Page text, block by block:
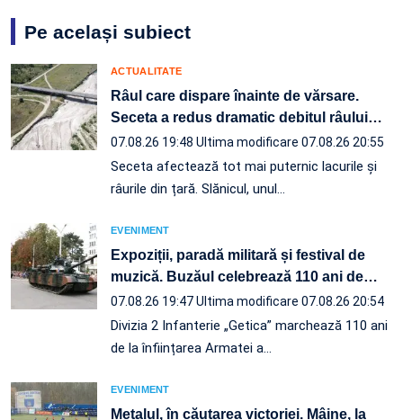
Pe același subiect
ACTUALITATE
Râul care dispare înainte de vărsare.
Seceta a redus dramatic debitul râului…
07.08.26 19:48 Ultima modificare 07.08.26 20:55
Seceta afectează tot mai puternic lacurile și
râurile din țară. Slănicul, unul…
EVENIMENT
Expoziții, paradă militară și festival de
muzică. Buzăul celebrează 110 ani de…
07.08.26 19:47Ultima modificare 07.08.26 20:54
Divizia 2 Infanterie „Getica” marchează 110 ani
de la înființarea Armatei a…
EVENIMENT
Metalul, în căutarea victoriei. Mâine, la